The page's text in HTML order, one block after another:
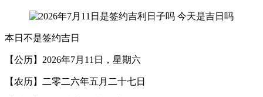
本日不是签约吉日
【公历】2026年7月11日，星期六
【农历】二零二六年五月二十七日